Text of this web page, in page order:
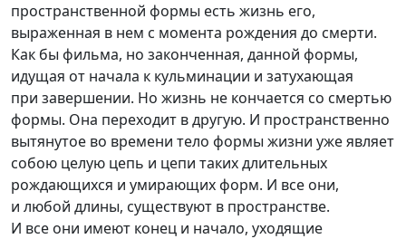
пространственной формы есть жизнь его,
выраженная в нем с момента рождения до смерти.
Как бы фильма, но законченная, данной формы,
идущая от начала к кульминации и затухающая
при завершении. Но жизнь не кончается со смертью
формы. Она переходит в другую. И пространственно
вытянутое во времени тело формы жизни уже являет
собою целую цепь и цепи таких длительных
рождающихся и умирающих форм. И все они,
и любой длины, существуют в пространстве.
И все они имеют конец и начало, уходящие